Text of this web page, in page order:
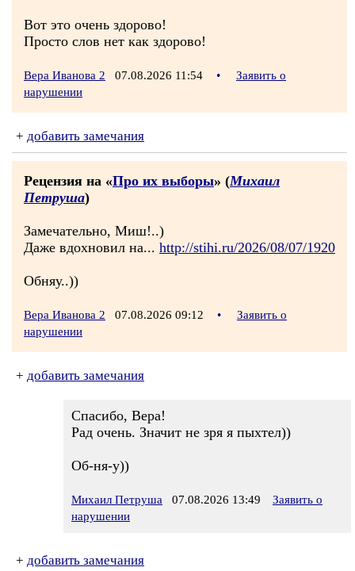
Вот это очень здорово!
Просто слов нет как здорово!
Вера Иванова 2 07.08.2026 11:54 •
Заявить о
нарушении
+ добавить замечания
Рецензия на «Про их выборы» (Михаил
Петруша)
Замечательно, Миш!..)
Даже вдохновил на... http://stihi.ru/2026/08/07/1920
Обняу..))
Вера Иванова 2 07.08.2026 09:12 •
Заявить о
нарушении
+ добавить замечания
Спасибо, Вера!
Рад очень. Значит не зря я пыхтел))
Об-ня-у))
Михаил Петруша 07.08.2026 13:49
Заявить о
нарушении
+ добавить замечания